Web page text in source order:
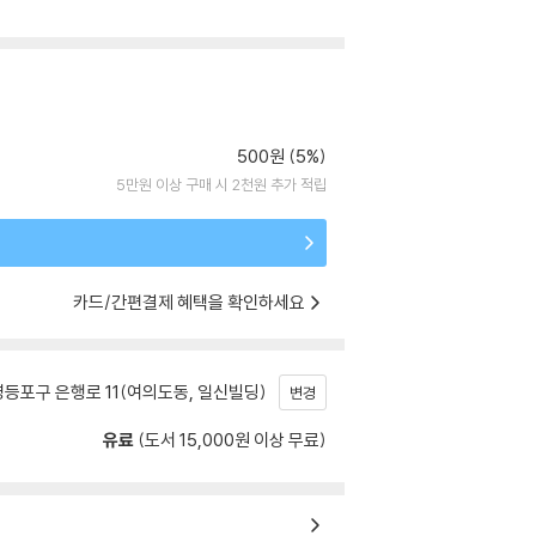
500원 (5%)
5만원 이상 구매 시 2천원 추가 적립
카드/간편결제 혜택을 확인하세요
포구 은행로 11(여의도동, 일신빌딩) 변경
유료 (도서 15,000원 이상 무료)